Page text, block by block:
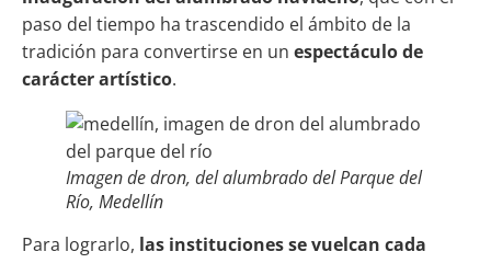
paso del tiempo ha trascendido el ámbito de la
tradición para convertirse en un espectáculo de
carácter artístico.
Imagen de dron, del alumbrado del Parque del
Río, Medellín
Para lograrlo, las instituciones se vuelcan cada